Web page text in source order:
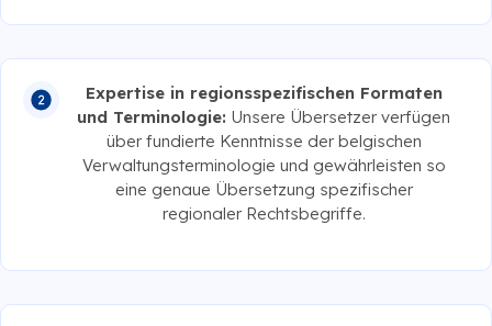
Expertise in regionsspezifischen Formaten
und Terminologie: Unsere Übersetzer verfügen
über fundierte Kenntnisse der belgischen
Verwaltungsterminologie und gewährleisten so
eine genaue Übersetzung spezifischer
regionaler Rechtsbegriffe.